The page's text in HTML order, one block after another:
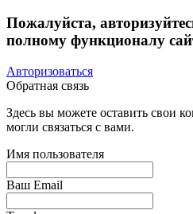
Пожалуйста,
полному функционалу
Авторизоваться
Обратная связь
Здесь вы можете оставить свои
могли связаться с вами.
Имя пользователя
Ваш Email